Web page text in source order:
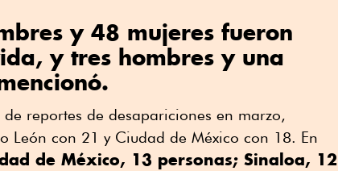
y 48 mujeres fueron
y tres hombres y una
reportes de desapariciones en marzo,
León con 21 y Ciudad de México con 18. En
de México, 13 personas; Sinaloa, 12